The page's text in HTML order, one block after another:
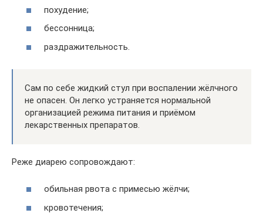
похудение;
бессонница;
раздражительность.
Сам по себе жидкий стул при воспалении жёлчного
не опасен. Он легко устраняется нормальной
организацией режима питания и приёмом
лекарственных препаратов.
Реже диарею сопровождают:
обильная рвота с примесью жёлчи;
кровотечения;